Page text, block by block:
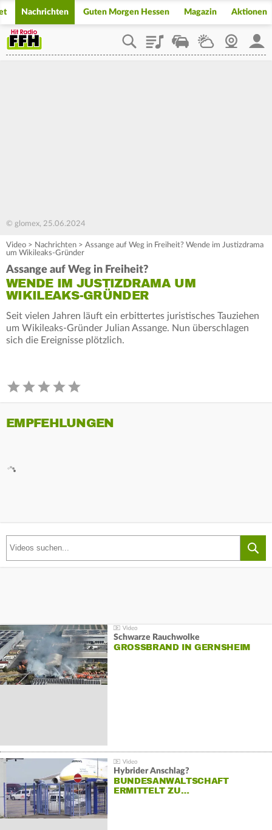
Nachrichten Guten Morgen Hessen Magazin Aktionen
PlaylistStaupilotWetterWebcam
© glomex, 25.06.2024
Video > Nachrichten > Assange auf Weg in Freiheit? Wende im Justizdrama
um Wikileaks-Gründer
Assange auf Weg in Freiheit?
WENDE IM JUSTIZDRAMA UM
WIKILEAKS-GRÜNDER
Seit vielen Jahren läuft ein erbittertes juristisches Tauziehen
um Wikileaks-Gründer Julian Assange. Nun überschlagen
sich die Ereignisse plötzlich.
EMPFEHLUNGEN
Schwarze Rauchwolke
GROSSBRAND IN GERNSHEIM
Hybrider Anschlag?
BUNDESANWALTSCHAFT
ERMITTELT ZU…